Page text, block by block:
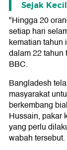
Sejak
"Hingga 20
setiap hari
kematian tahun
dalam 22 tahun
BBC.
Bangladesh
masyarakat
berkembang
Hussain, pakar
yang perlu
wabah tersebut.